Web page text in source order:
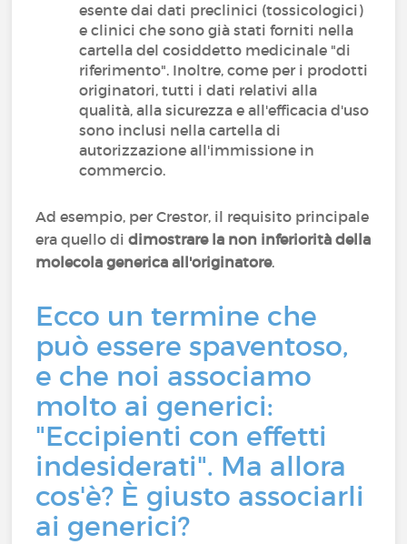
esente dai dati preclinici (tossicologici)
e clinici che sono già stati forniti nella
cartella del cosiddetto medicinale "di
riferimento". Inoltre, come per i prodotti
originatori, tutti i dati relativi alla
qualità, alla sicurezza e all'efficacia d'uso
sono inclusi nella cartella di
autorizzazione all'immissione in
commercio.
Ad esempio, per Crestor, il requisito principale
era quello didimostrare la non inferiorità della
molecola generica all'originatore.
Ecco un termine che
può essere spaventoso,
e che noi associamo
molto ai generici:
"Eccipienti con effetti
indesiderati". Ma allora
cos'è? È giusto associarli
ai generici?